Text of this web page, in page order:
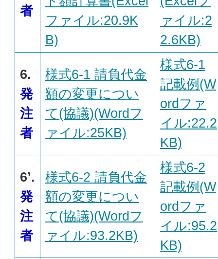
者
ファイル:20.9K
B)
ァイル:2
2.6KB)
6.
発
注
者
様式6-1 請負代金
額の変更につい
て(協議)(Wordフ
ァイル:25KB)
様式6-1
記載例(W
ordファ
イル:22.2
KB)
6’.
発
注
者
様式6-2 請負代金
額の変更につい
て(協議)(Wordフ
ァイル:93.2KB)
様式6-2
記載例(W
ordファ
イル:95.2
KB)